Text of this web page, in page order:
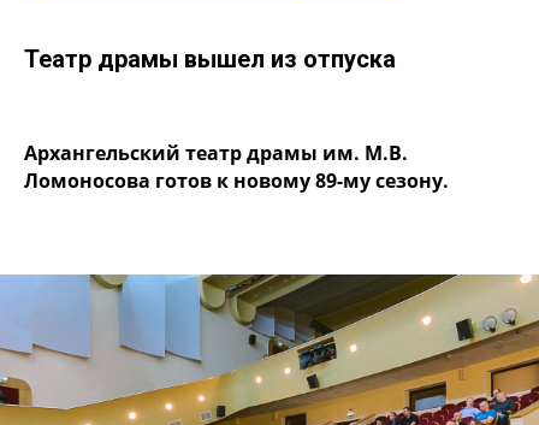
Театр драмы вышел из отпуска
Архангельский театр драмы им. М.В.
Ломоносова готов к новому 89-му сезону.